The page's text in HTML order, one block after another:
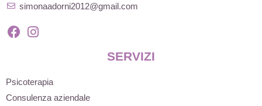
simonaadorni2012@gmail.com
SERVIZI
Psicoterapia
Consulenza aziendale